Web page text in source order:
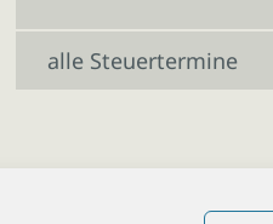
alle Steuertermine